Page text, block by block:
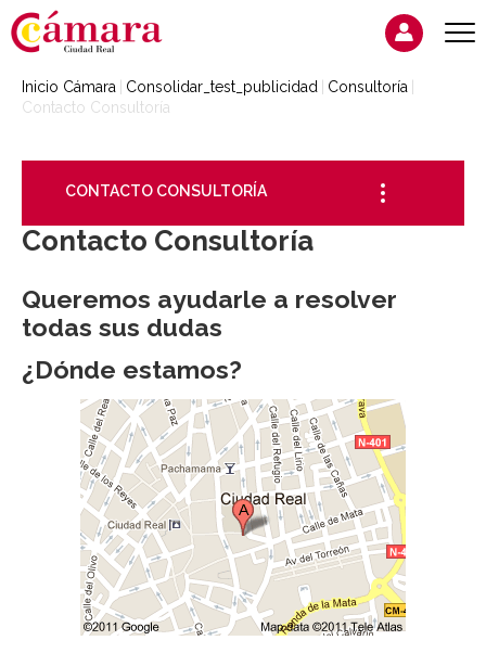
Inicio Cámara Consolidar_test_publicidad
Consultoría
Contacto Consultoría
CONTACTO CONSULTORÍA
Contacto Consultoría
Queremos ayudarle a resolver
todas sus dudas
¿Dónde estamos?